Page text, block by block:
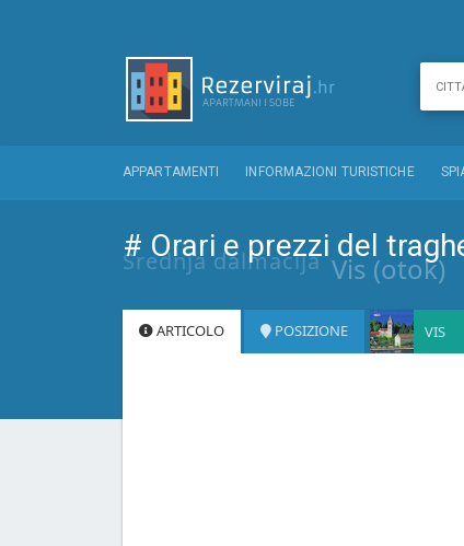
APPARTAMENTI INFORMAZIONI TURISTICHE
# Orari e prezzi del
Srednja dalmacija Vis (otok)
ARTICOLO POSIZIONE VIS